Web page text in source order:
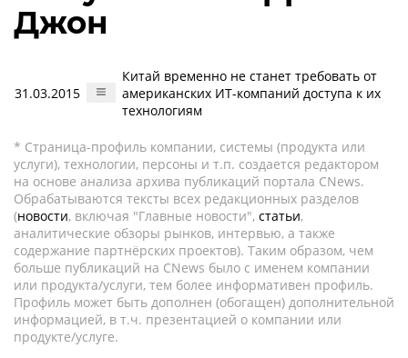
Джон
31.03.2015
Китай временно не станет требовать от
американских ИТ-компаний доступа к их
технологиям
* Страница-профиль компании, системы (продукта или
услуги), технологии, персоны и т.п. создается редактором
на основе анализа архива публикаций портала CNews.
Обрабатываются тексты всех редакционных разделов
(новости, включая "Главные новости", статьи,
аналитические обзоры рынков, интервью, а также
содержание партнёрских проектов). Таким образом, чем
больше публикаций на CNews было с именем компании
или продукта/услуги, тем более информативен профиль.
Профиль может быть дополнен (обогащен) дополнительной
информацией, в т.ч. презентацией о компании или
продукте/услуге.